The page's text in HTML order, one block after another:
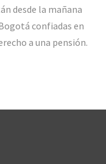
desde la mañana
confiadas en
a una pensión.